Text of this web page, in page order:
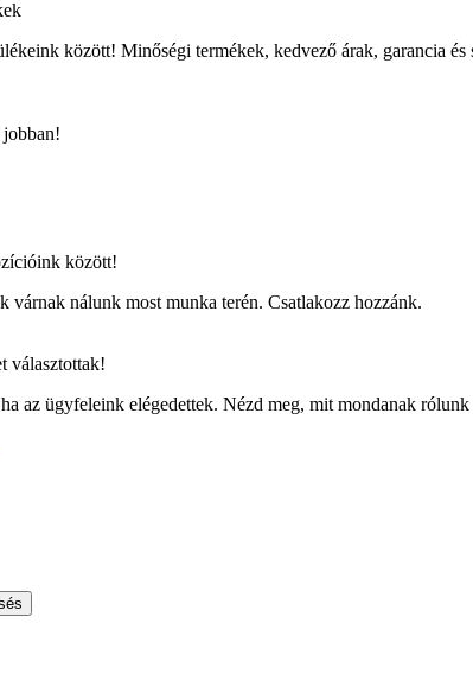
között! Minőségi termékek, kedvező árak, garancia
között!
várnak nálunk most munka terén. Csatlakozz hozzánk.
választottak!
az ügyfeleink elégedettek. Nézd meg, mit mondanak rólunk